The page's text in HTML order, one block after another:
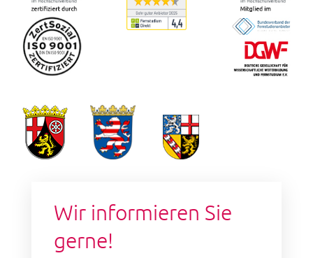
Wir informieren Sie
gerne!